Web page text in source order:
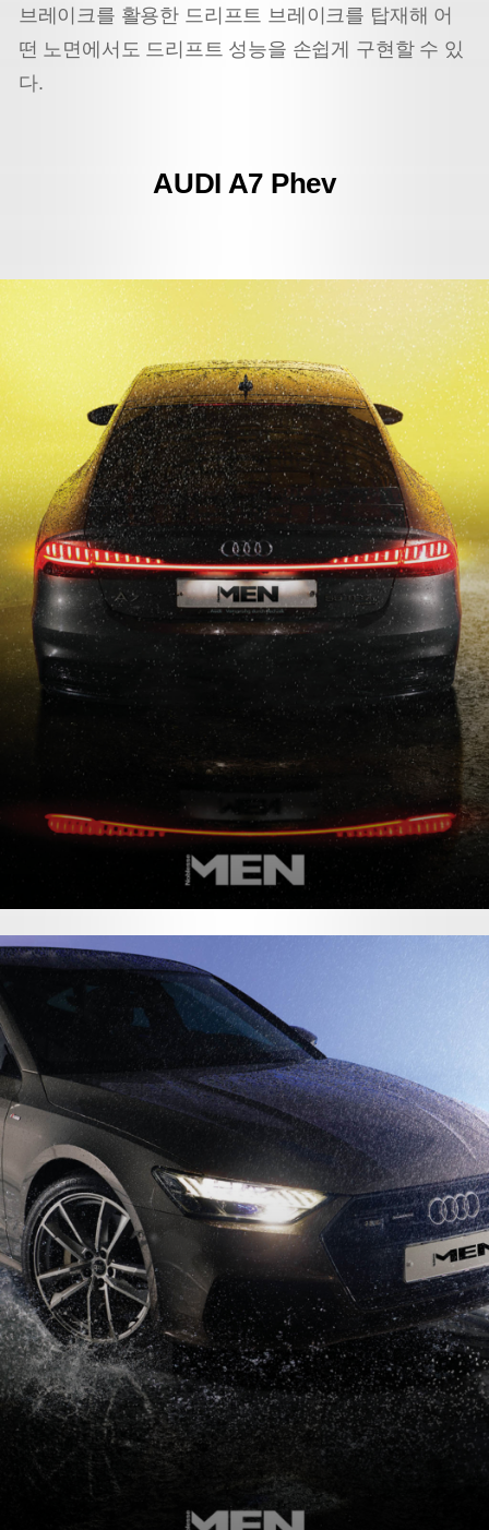
브레이크를 활용한 드리프트 브레이크를 탑재해 어
떤 노면에서도 드리프트 성능을 손쉽게 구현할 수 있
다.
AUDI A7 Phev